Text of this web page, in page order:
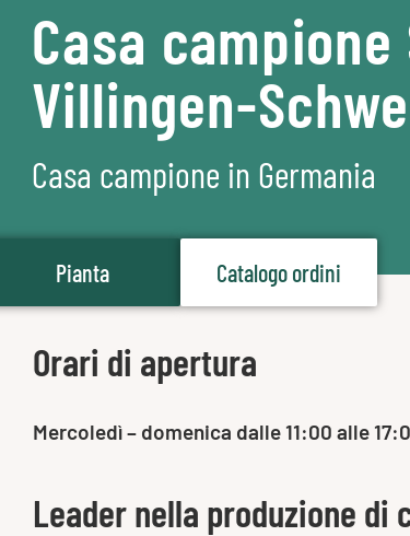
Casa
Villingen-
Casa campione in Germania
Pianta Catalogo ordini
Orari di apertura
Mercoledì – domenica dalle 11:00 alle
Leader nella produzione di